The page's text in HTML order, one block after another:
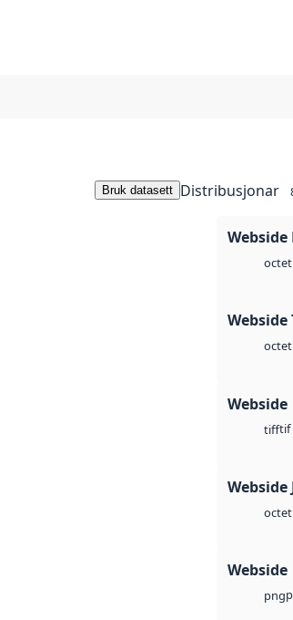
Bruk datasett Distribusjonar
Webside
octet
Webside
octet
Webside
tifftif
Webside
octet
Webside
png